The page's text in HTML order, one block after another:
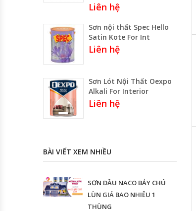
Liên hệ
Sơn nội thất Spec Hello
Satin Kote For Int
Liên hệ
Sơn Lót Nội Thất Oexpo
Alkali For Interior
Liên hệ
BÀI VIẾT XEM NHIỀU
SƠN DẦU NACO BẢY CHÚ
LÙN GIÁ BAO NHIÊU 1
THÙNG